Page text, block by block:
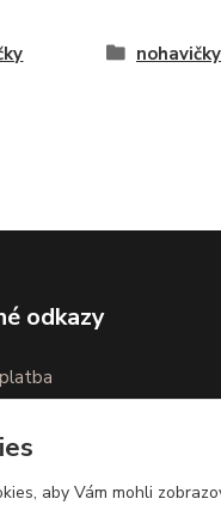
odkazy
aby Vám mohli